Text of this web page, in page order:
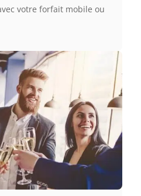
votre forfait mobile ou